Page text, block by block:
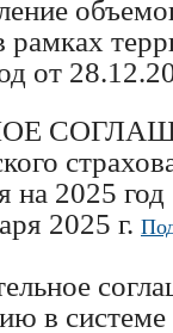
от
на 2025 год
2025 г.
в системе